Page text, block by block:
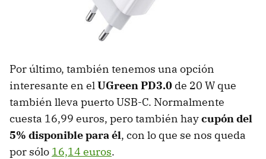
Por último, también tenemos una opción
interesante en elUGreen PD3.0 de 20 W que
también lleva puerto USB-C. Normalmente
cuesta 16,99 euros, pero también haycupón del
5% disponible para él, con lo que se nos queda
por sólo 16,14 euros.